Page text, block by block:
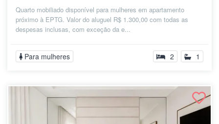
Quarto mobiliado disponível para mulheres em apartamento
próximo à EPTG. Valor do aluguel R$ 1.300,00 com todas as
despesas inclusas, com exceção da e...
Para mulheres 2 1